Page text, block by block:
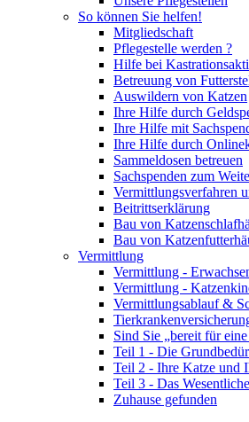
So können Sie helfen!
Mitgliedschaft
Pflegestelle werden ?
Hilfe bei
Betreuung von
Auswildern von Katzen
Ihre Hilfe durch
Ihre Hilfe mit
Ihre Hilfe durch
Sammeldosen betreuen
Sachspenden zum
Vermittlungsverfahren
Beitrittserklärung
Bau von
Bau von
Vermittlung
Vermittlung -
Vermittlung -
Vermittlungsablauf &
Sind Sie „bereit für
Teil 1 - Die
Teil 2 - Ihre Katze und
Teil 3 - Das Wesentliche
Zuhause gefunden